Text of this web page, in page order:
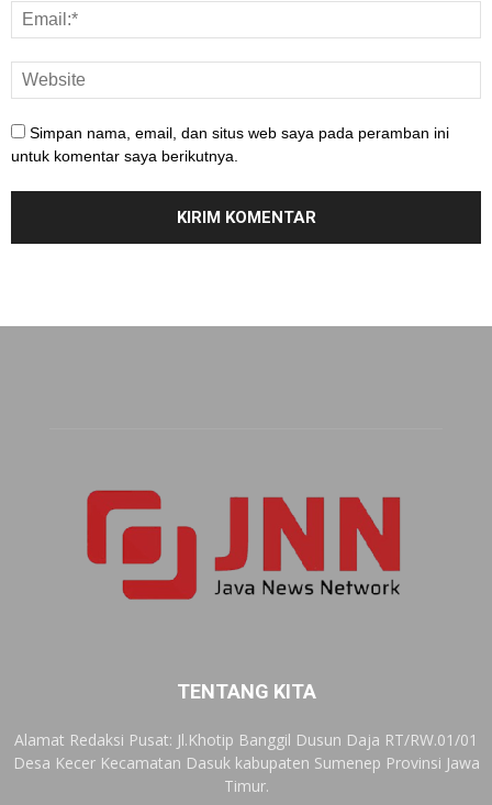
Simpan nama, email, dan situs web saya pada peramban ini
untuk komentar saya berikutnya.
TENTANG KITA
Alamat Redaksi Pusat: Jl.Khotip Banggil Dusun Daja RT/RW.01/01
Desa Kecer Kecamatan Dasuk kabupaten Sumenep Provinsi Jawa
Timur.